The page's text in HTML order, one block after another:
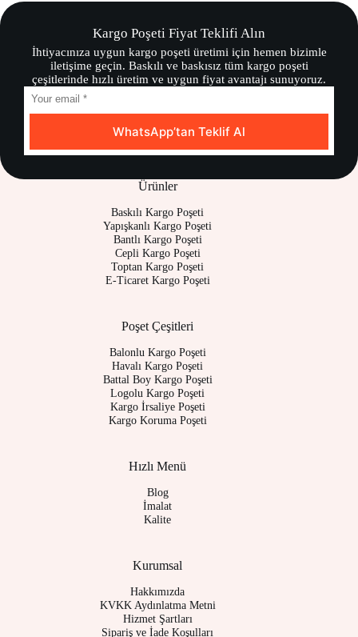
Kargo Poşeti Fiyat Teklifi Alın
İhtiyacınıza uygun kargo poşeti üretimi için hemen bizimle
iletişime geçin. Baskılı ve baskısız tüm kargo poşeti
çeşitlerinde hızlı üretim ve uygun fiyat avantajı sunuyoruz.
WhatsApp’tan Teklif Al
Ürünler
Baskılı Kargo Poşeti
Yapışkanlı Kargo Poşeti
Bantlı Kargo Poşeti
Cepli Kargo Poşeti
Toptan Kargo Poşeti
E-Ticaret Kargo Poşeti
Poşet Çeşitleri
Balonlu Kargo Poşeti
Havalı Kargo Poşeti
Battal Boy Kargo Poşeti
Logolu Kargo Poşeti
Kargo İrsaliye Poşeti
Kargo Koruma Poşeti
Hızlı Menü
Blog
İmalat
Kalite
Kurumsal
Hakkımızda
KVKK Aydınlatma Metni
Hizmet Şartları
Sipariş ve İade Koşulları